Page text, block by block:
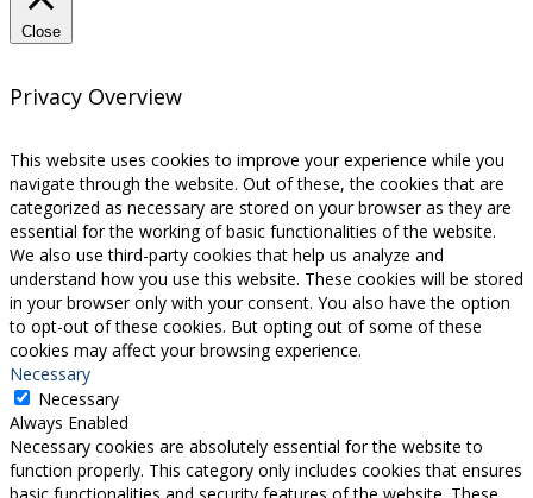
Close
Privacy Overview
This website uses cookies to improve your experience while you
navigate through the website. Out of these, the cookies that are
categorized as necessary are stored on your browser as they are
essential for the working of basic functionalities of the website.
We also use third-party cookies that help us analyze and
understand how you use this website. These cookies will be stored
in your browser only with your consent. You also have the option
to opt-out of these cookies. But opting out of some of these
cookies may affect your browsing experience.
Necessary
Necessary
Always Enabled
Necessary cookies are absolutely essential for the website to
function properly. This category only includes cookies that ensures